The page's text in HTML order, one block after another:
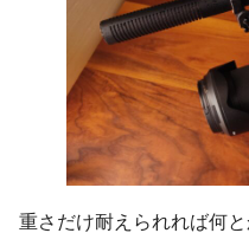
重さだけ耐えられれば何と